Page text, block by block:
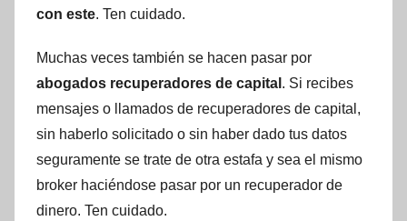
con este. Ten cuidado.
Muchas veces también se hacen pasar por
abogados recuperadores de capital . Si recibes
mensajes o llamados de recuperadores de capital,
sin haberlo solicitado o sin haber dado tus datos
seguramente se trate de otra estafa y sea el mismo
broker haciéndose pasar por un recuperador de
dinero. Ten cuidado.